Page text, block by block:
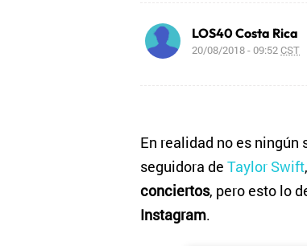
LOS40 Costa Rica
20/08/2018 - 09:52CST
En realidad no es ningún
seguidora de Taylor Swift
conciertos, pero esto lo
Instagram.